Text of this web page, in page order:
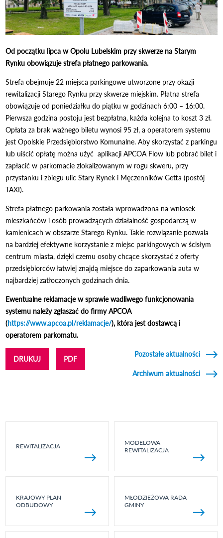
Od początku lipca w Opolu Lubelskim przy skwerze na Starym
Rynku obowiązuje strefa płatnego parkowania.
Strefa obejmuje 22 miejsca parkingowe utworzone przy okazji
rewitalizacji Starego Rynku przy skwerze miejskim. Płatna strefa
obowiązuje od poniedziałku do piątku w godzinach 6:00 – 16:00.
Pierwsza godzina postoju jest bezpłatna, każda kolejna to koszt 3 zł.
Opłata za brak ważnego biletu wynosi 95 zł, a operatorem systemu
jest Opolskie Przedsiębiorstwo Komunalne. Aby skorzystać z parkingu
lub uiścić opłatę można użyć aplikacji APCOA Flow lub pobrać bilet i
zapłacić w parkomacie zlokalizowanym w rogu skweru, przy
przystanku i zbiegu ulic Stary Rynek i Męczenników Getta (postój
TAXI).
Strefa płatnego parkowania została wprowadzona na wniosek
mieszkańców i osób prowadzących działalność gospodarczą w
kamienicach w obszarze Starego Rynku. Takie rozwiązanie pozwala
na bardziej efektywne korzystanie z miejsc parkingowych w ścisłym
centrum miasta, dzięki czemu osoby chcące skorzystać z oferty
przedsiębiorców łatwiej znajdą miejsce do zaparkowania auta w
najbardziej zatłoczonych godzinach dnia.
Ewentualne reklamacje w sprawie wadliwego funkcjonowania
systemu należy zgłaszać do firmy APCOA
(https://www.apcoa.pl/reklamacje/), która jest dostawcą i
operatorem parkomatu.
DRUKUJ PDF
Pozostałe aktualności
Archiwum aktualności
REWITALIZACJA
MODELOWA
REWITALIZACJA
KRAJOWY PLAN
ODBUDOWY
MŁODZIEŻOWA RADA
GMINY